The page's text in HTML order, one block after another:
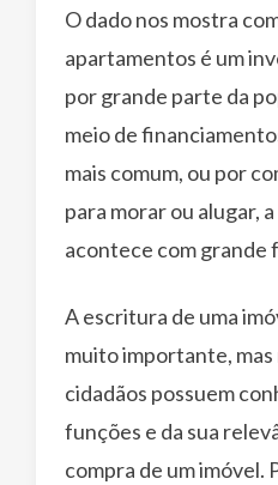
O dado nos mostra
apartamentos é um
por grande parte da
meio de
mais comum, ou por
para morar ou alugar,
acontece com grande
A escritura de uma
muito importante, mas
cidadãos possuem
funções e da sua
compra de um imóvel.